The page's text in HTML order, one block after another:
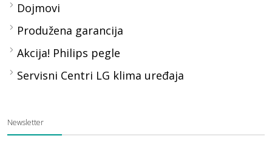
Dojmovi
Produžena garancija
Akcija! Philips pegle
Servisni Centri LG klima uređaja
Newsletter